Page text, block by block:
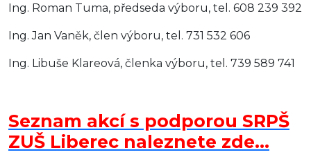
Ing. Roman Tuma, předseda výboru, tel. 608 239 392
Ing. Jan Vaněk, člen výboru, tel. 731 532 606
Ing. Libuše Klareová, členka výboru, tel. 739 589 741
Seznam akcí s podporou SRPŠ
ZUŠ Liberec naleznete zde...